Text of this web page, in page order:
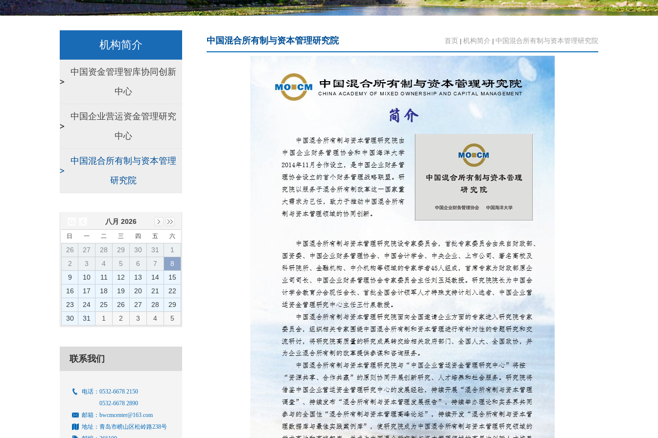
机构简介
中国资金管理智库协同创新
中心
中国企业营运资金管理研究
中心
中国混合所有制与资本管理
研究院
八月 2026
日 一 二 三 四 五 六
26 27 28 29 30 31
1
2
3 4 5 6 7
8
9
10 11 12 13 14
15
16
17 18 19 20 21
22
23
24 25 26 27 28
29
30
31 1 2 3 4 5
联系我们
电话：0532-6678 2150
0532-6678 2890
邮箱：bwcmcenter@163.com
地址：青岛市崂山区松岭路238号
中国混合所有制与资本管理研究院 首页 机构简介 中国混合所有制与资本管理研究院